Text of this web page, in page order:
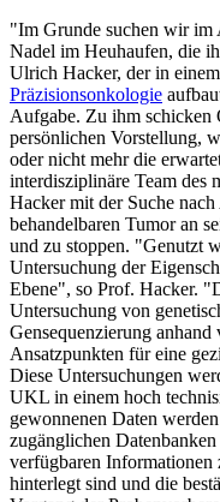
"Im Grunde suchen wir im
Nadel im Heuhaufen, die
Ulrich Hacker, der in
Präzisionsonkologie
Aufgabe. Zu ihm schicken
persönlichen Vorstellung,
oder nicht mehr die
interdisziplinäre Team des
Hacker mit der Suche
behandelbaren Tumor an
und zu stoppen. "Genutzt
Untersuchung der
Ebene", so Prof. Hacker.
Untersuchung von
Gensequenzierung
Ansatzpunkten für eine
Diese Untersuchungen
UKL in einem hoch
gewonnenen Daten
zugänglichen
verfügbaren Informationen
hinterlegt sind und die